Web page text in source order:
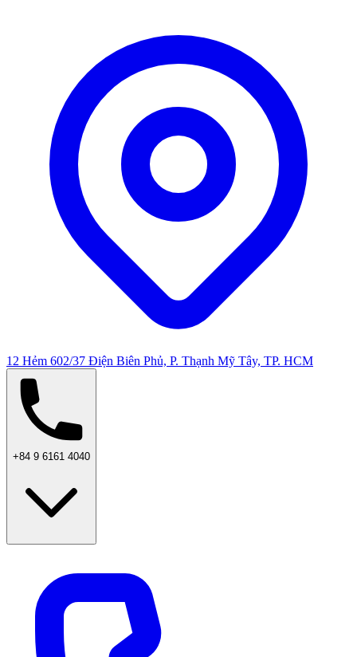
12 Hẻm 602/37 Điện Biên Phủ, P. Thạnh Mỹ Tây, TP. HCM
+84 9 6161 4040